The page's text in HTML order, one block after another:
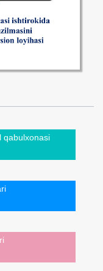
qabulxonasi